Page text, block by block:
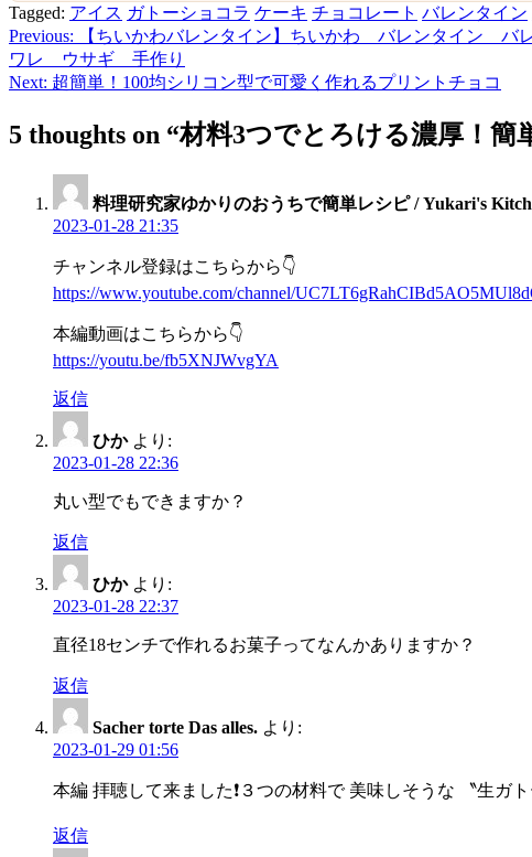
Tagged: アイス ガトーショコラ ケーキ チョコレート バレンタイン
投
稿
ビ
Previous:
【ちいかわバレンタイン】ちいかわ バレンタイン
ワレ ウサギ 手作り
Next: 超簡単！100均シリコン型で可愛く作れるプリントチョコ
5 thoughts on “材料3つでとろける濃厚！
料理研究家ゆかりのおうちで簡単レシピ / Yukari's
2023-01-28 21:35
チャンネル登録はこちらから👇
https://www.youtube.com/channel/
本編動画はこちらから👇
https://youtu.be/fb5XNJWvgYA
返信
ひか より:
2023-01-28 22:36
丸い型でもできますか？
返信
ひか より:
2023-01-28 22:37
直径18センチで作れるお菓子ってなんかありますか？
返信
Sacher torte Das alles. より:
2023-01-29 01:56
本編 拝聴して来ました❗️３つの材料で 美味しそうな 〝生ガ
返信